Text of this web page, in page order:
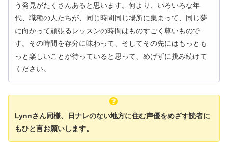
う発見がたくさんあると思います。何より、いろいろな年
代、職種の人たちが、同じ時間同じ場所に集まって、同じ夢
に向かって頑張るレッスンの時間はものすごく尊いもので
す。その時間を存分に味わって、そしてその先にはもっとも
っと楽しいことが待っていると思って、めげずに挑み続けて
ください。
Lynnさん同様、日ナレのない地方に住む声優をめざす読者に
もひと言お願いします。